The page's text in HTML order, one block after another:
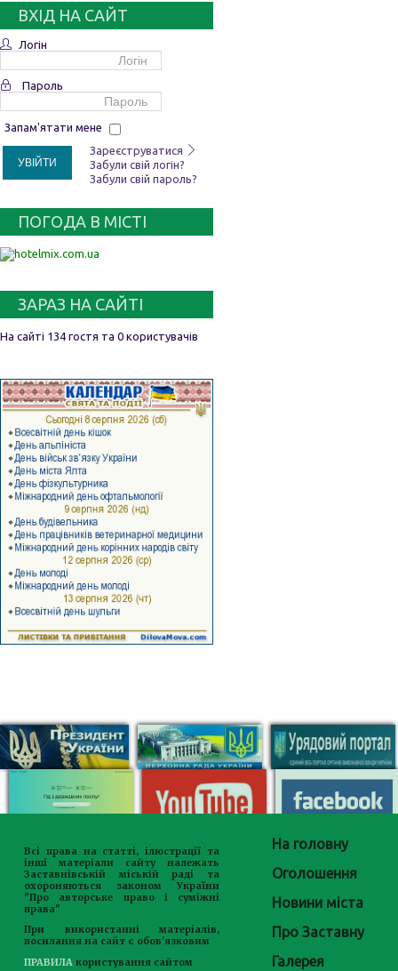
ВХІД НА САЙТ
Логін
Пароль
Запам'ятати мене
УВІЙТИ
Зареєструватися
Забули свій логін?
Забули свій пароль?
ПОГОДА В МІСТІ
ЗАРАЗ НА САЙТІ
На сайті 134 гостя та 0 користувачів
Всі права на статті, ілюстрації та
інші матеріали сайту належать
Заставнівській міській раді та
охороняються законом України
"Про авторське право і суміжні
права"
При використанні матеріалів,
посилання на сайт є обов'язковим
ПРАВИЛА користування сайтом
На головну
Оголошення
Новини міста
Про Заставну
Галерея